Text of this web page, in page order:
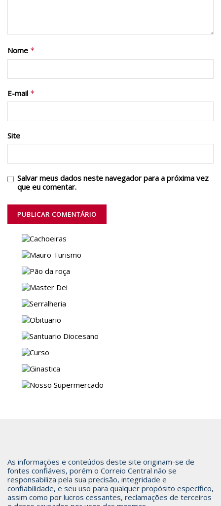
Nome *
E-mail *
Site
Salvar meus dados neste navegador para a próxima vez
que eu comentar.
As informações e conteúdos deste site originam-se de
fontes confiáveis, porém o Correio Central não se
responsabiliza pela sua precisão, integridade e
confiabilidade, e seu uso para qualquer propósito específico,
assim como por lucros cessantes, reclamações de terceiros